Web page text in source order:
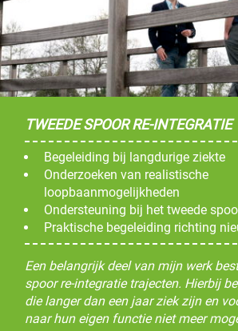
TWEEDE SPOOR RE-INTEGRATIE
Begeleiding bij langdurige ziekte
Onderzoeken van realistische
loopbaanmogelijkheden
Ondersteuning bij het tweede
Praktische begeleiding richting
Een belangrijk deel van mijn werk
spoor re-integratie trajecten. Hierbij
die langer dan een jaar ziek zijn en
naar hun eigen functie niet meer